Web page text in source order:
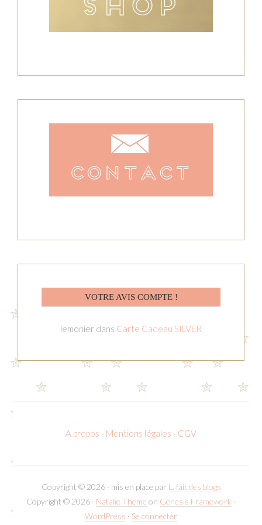
VOTRE AVIS COMPTE !
lemonier dans Carte Cadeau SILVER
A propos - Mentions légales - CGV
Copyright © 2026 · mis en place par L. fait des blogs
Copyright © 2026 · Natalie Theme on Genesis Framework ·
WordPress · Se connecter